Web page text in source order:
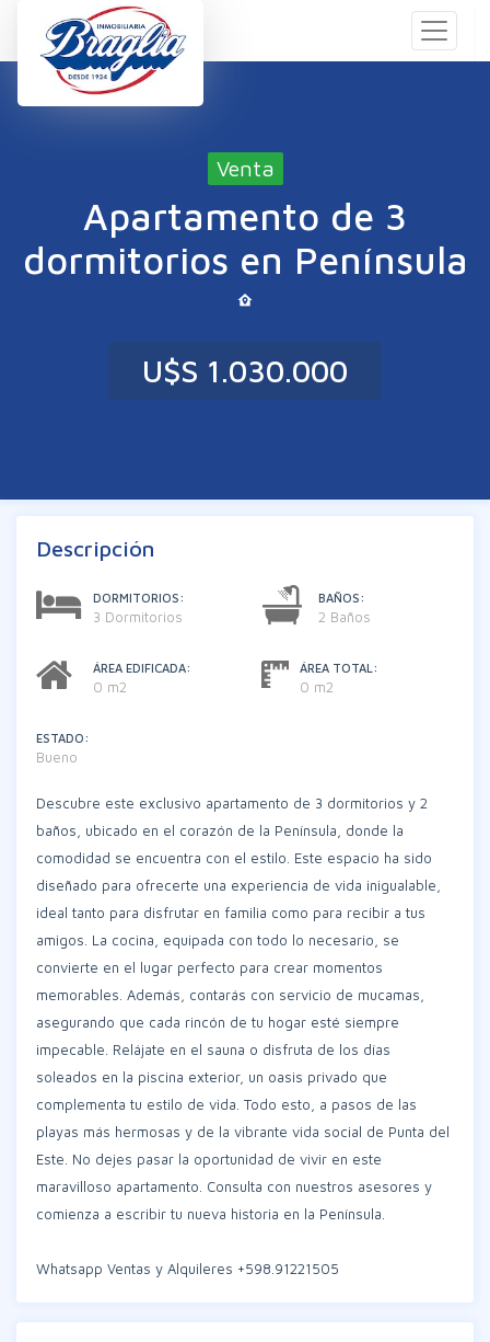
Venta
Apartamento de 3
dormitorios en Península
U$S 1.030.000
Descripción
DORMITORIOS:
3 Dormitorios
BAÑOS:
2 Baños
ÁREA EDIFICADA:
0 m2
ÁREA TOTAL:
0 m2
ESTADO:
Bueno
Descubre este exclusivo apartamento de 3 dormitorios y 2
baños, ubicado en el corazón de la Península, donde la
comodidad se encuentra con el estilo. Este espacio ha sido
diseñado para ofrecerte una experiencia de vida inigualable,
ideal tanto para disfrutar en familia como para recibir a tus
amigos. La cocina, equipada con todo lo necesario, se
convierte en el lugar perfecto para crear momentos
memorables. Además, contarás con servicio de mucamas,
asegurando que cada rincón de tu hogar esté siempre
impecable. Relájate en el sauna o disfruta de los días
soleados en la piscina exterior, un oasis privado que
complementa tu estilo de vida. Todo esto, a pasos de las
playas más hermosas y de la vibrante vida social de Punta del
Este. No dejes pasar la oportunidad de vivir en este
maravilloso apartamento. Consulta con nuestros asesores y
comienza a escribir tu nueva historia en la Península.
Whatsapp Ventas y Alquileres +598.91221505